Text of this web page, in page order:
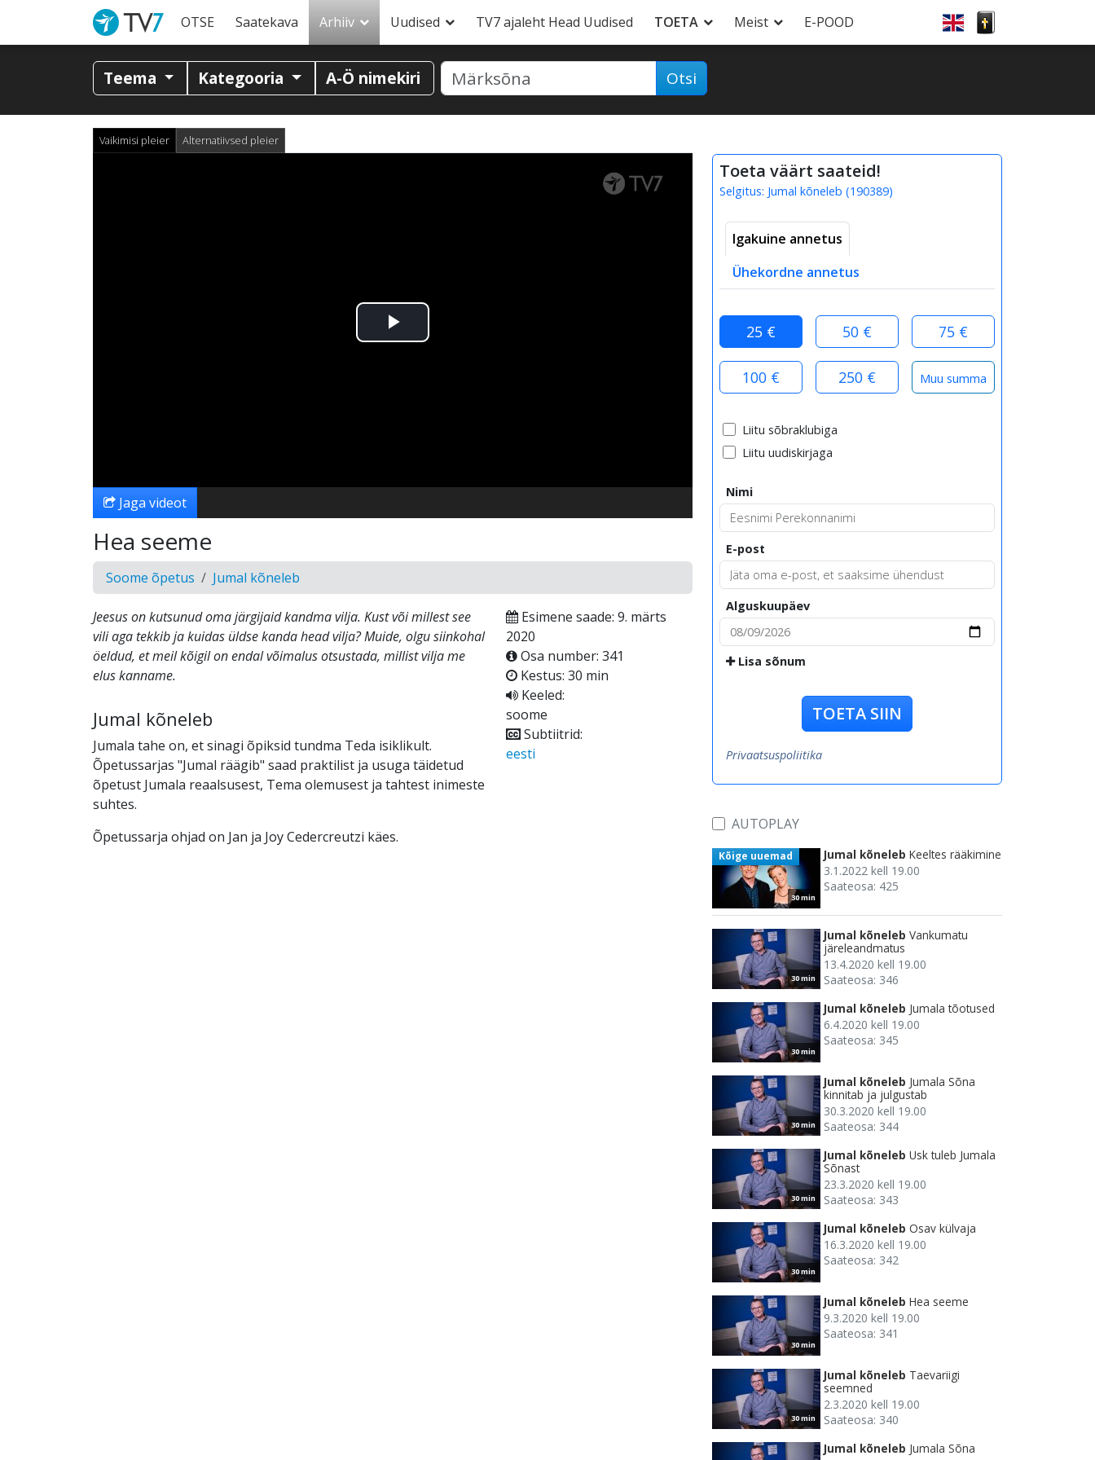
OTSE Saatekava Arhiiv Uudised TV7 ajaleht Head Uudised TOETA Meist E-POOD
Teema Kategooria A-Ö nimekiri Otsi
Vaikimisi pleier Alternatiivsed pleier
Esita
Jaga videot
Hea seeme
Soome õpetus Jumal kõneleb
Jeesus on kutsunud oma järgijaid kandma vilja. Kust või millest see
vili aga tekkib ja kuidas üldse kanda head vilja? Muide, olgu siinkohal
öeldud, et meil kõigil on endal võimalus otsustada, millist vilja me
elus kanname.
Jumal kõneleb
Jumala tahe on, et sinagi õpiksid tundma Teda isiklikult.
Õpetussarjas "Jumal räägib" saad praktilist ja usuga täidetud
õpetust Jumala reaalsusest, Tema olemusest ja tahtest inimeste
suhtes.
Õpetussarja ohjad on Jan ja Joy Cedercreutzi käes.
Esimene saade: 9. märts
2020
Osa number: 341
Kestus: 30 min
Keeled:
soome
Subtiitrid:
eesti
Toeta väärt saateid!
Selgitus: Jumal kõneleb (190389)
Igakuine annetus
Ühekordne annetus
25 € 50 € 75 €
100 € 250 €
Liitu sõbraklubiga
Liitu uudiskirjaga
Nimi
E-post
Alguskuupäev
Lisa sõnum
TOETA SIIN
Privaatsuspoliitika
AUTOPLAY
30 min
Kõige uuemad Jumal kõneleb Keeltes rääkimine
3.1.2022 kell 19.00
Saateosa: 425
30 min
Jumal kõneleb Vankumatu
järeleandmatus
13.4.2020 kell 19.00
Saateosa: 346
30 min
Jumal kõneleb Jumala tõotused
6.4.2020 kell 19.00
Saateosa: 345
30 min
Jumal kõneleb Jumala Sõna
kinnitab ja julgustab
30.3.2020 kell 19.00
Saateosa: 344
30 min
Jumal kõneleb Usk tuleb Jumala
Sõnast
23.3.2020 kell 19.00
Saateosa: 343
30 min
Jumal kõneleb Osav külvaja
16.3.2020 kell 19.00
Saateosa: 342
30 min
Jumal kõneleb Hea seeme
9.3.2020 kell 19.00
Saateosa: 341
30 min
Jumal kõneleb Taevariigi
seemned
2.3.2020 kell 19.00
Saateosa: 340
Jumal kõneleb Jumala Sõna